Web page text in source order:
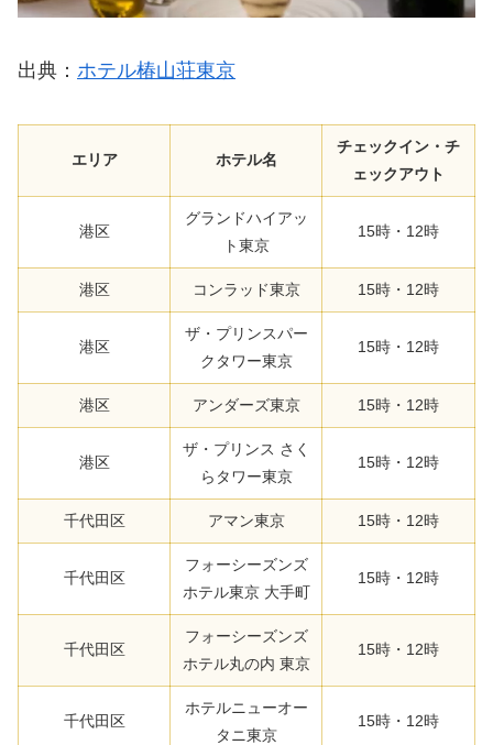
出典： ホテル椿山荘東京
エリア ホテル名
チェックイン・チ
ェックアウト
港区
グランドハイアッ
ト東京
15時・12時
港区 コンラッド東京 15時・12時
港区
ザ・プリンスパー
クタワー東京
15時・12時
港区 アンダーズ東京 15時・12時
港区
ザ・プリンス さく
らタワー東京
15時・12時
千代田区 アマン東京 15時・12時
千代田区
フォーシーズンズ
ホテル東京 大手町
15時・12時
千代田区
フォーシーズンズ
ホテル丸の内 東京
15時・12時
千代田区
ホテルニューオー
タニ東京
15時・12時